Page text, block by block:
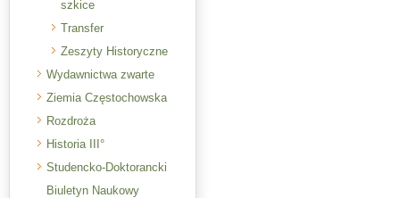
szkice
Transfer
Zeszyty Historyczne
Wydawnictwa zwarte
Ziemia Częstochowska
Rozdroża
Historia III°
Studencko-Doktorancki
Biuletyn Naukowy